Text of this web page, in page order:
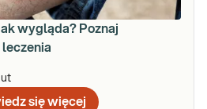
wygląda? Poznaj
się więcej